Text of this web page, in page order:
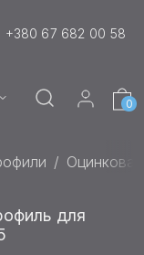
+380 67 682 00 58
0
для